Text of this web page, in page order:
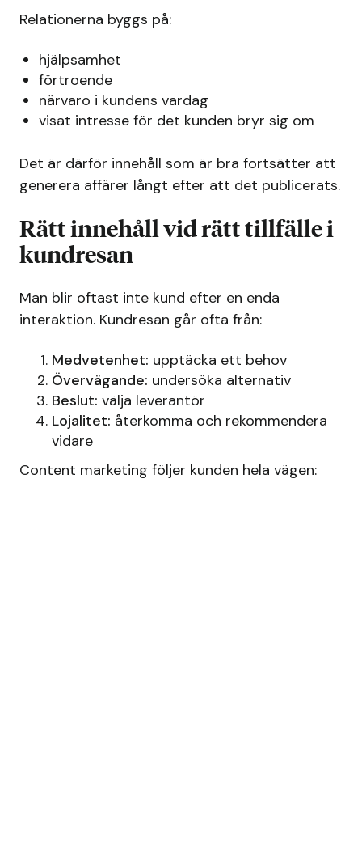
Relationerna byggs på:
hjälpsamhet
förtroende
närvaro i kundens vardag
visat intresse för det kunden bryr sig om
Det är därför innehåll som är bra fortsätter att
generera affärer långt efter att det publicerats.
Rätt innehåll vid rätt tillfälle i
kundresan
Man blir oftast inte kund efter en enda
interaktion. Kundresan går ofta från:
Medvetenhet: upptäcka ett behov
Övervägande: undersöka alternativ
Beslut: välja leverantör
Lojalitet: återkomma och rekommendera
vidare
Content marketing följer kunden hela vägen: